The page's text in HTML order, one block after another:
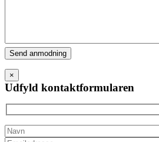
Please
leave
this
field
empty.
×
Udfyld kontaktformularen